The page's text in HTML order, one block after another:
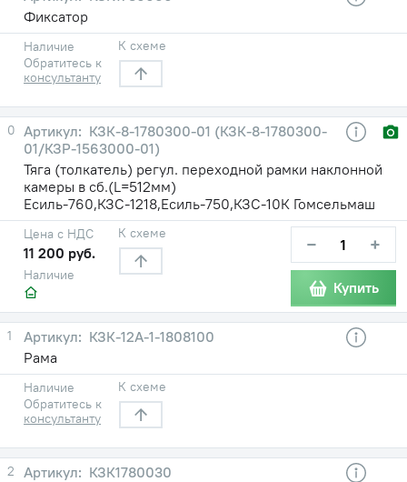
Фиксатор
Наличие
Обратитесь к
консультанту
К схеме
0
КЗК-8-1780300-01 (КЗК-8-1780300-
01/КЗР-1563000-01)
Тяга (толкатель) регул. переходной рамки наклонной
камеры в сб.(L=512мм)
Есиль-760,КЗС-1218,Есиль-750,КЗС-10К Гомсельмаш
Наличие
Цена с НДС
11 200 руб.
К схеме − +
Купить
1
КЗК-12А-1-1808100
Рама
Наличие
Обратитесь к
консультанту
К схеме
2
КЗК1780030